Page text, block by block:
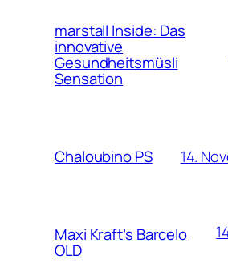
marstall Inside: Das
innovative
Gesundheitsmüsli
Sensation
Chaloubino PS 14.
Maxi Kraft’s Barcelo
OLD